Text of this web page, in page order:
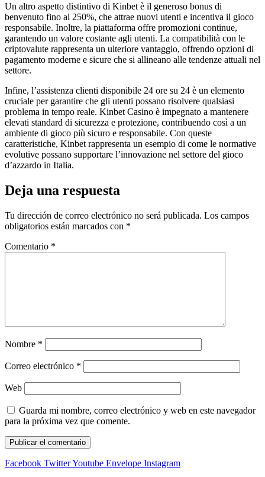
Un altro aspetto distintivo di Kinbet è il generoso bonus di
benvenuto fino al 250%, che attrae nuovi utenti e incentiva il gioco
responsabile. Inoltre, la piattaforma offre promozioni continue,
garantendo un valore costante agli utenti. La compatibilità con le
criptovalute rappresenta un ulteriore vantaggio, offrendo opzioni di
pagamento moderne e sicure che si allineano alle tendenze attuali nel
settore.
Infine, l’assistenza clienti disponibile 24 ore su 24 è un elemento
cruciale per garantire che gli utenti possano risolvere qualsiasi
problema in tempo reale. Kinbet Casino è impegnato a mantenere
elevati standard di sicurezza e protezione, contribuendo così a un
ambiente di gioco più sicuro e responsabile. Con queste
caratteristiche, Kinbet rappresenta un esempio di come le normative
evolutive possano supportare l’innovazione nel settore del gioco
d’azzardo in Italia.
Deja una respuesta
Tu dirección de correo electrónico no será publicada. Los campos
obligatorios están marcados con *
Comentario *
Nombre *
Correo electrónico *
Web
Guarda mi nombre, correo electrónico y web en este navegador
para la próxima vez que comente.
Facebook TwitterYoutube Envelope Instagram